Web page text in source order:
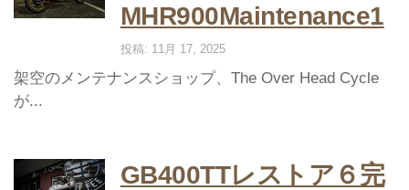
MHR900Maintenance1
投稿: 11月 17, 2025
架空のメンテナンスショップ、The Over Head Cycle
が...
GB400TTレストア６完